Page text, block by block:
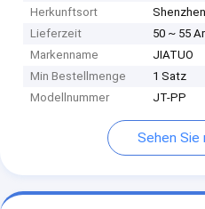
Herkunftsort
Lieferzeit
50 ~ 55
Markenname
JIATUO
Min Bestellmenge
1 Satz
Modellnummer
JT-PP
Sehen Sie